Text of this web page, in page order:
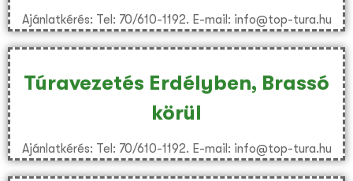
Ajánlatkérés: Tel: 70/610-1192. E-mail: info@top-tura.hu
Túravezetés Erdélyben, Brassó
körül
Ajánlatkérés: Tel: 70/610-1192. E-mail: info@top-tura.hu